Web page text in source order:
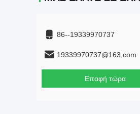
86--19339970737
19339970737@163.com
Επαφή τώρα